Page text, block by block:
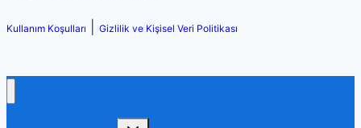
Kullanım Koşulları Gizlilik ve Kişisel Veri Politikası
Toggle